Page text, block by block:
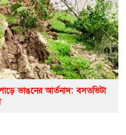
ভাঙনের আর্তনাদ: বসতভিটা